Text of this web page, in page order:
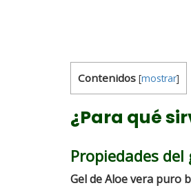
Contenidos [mostrar]
¿Para qué
Propiedades
Gel de Aloe vera puro